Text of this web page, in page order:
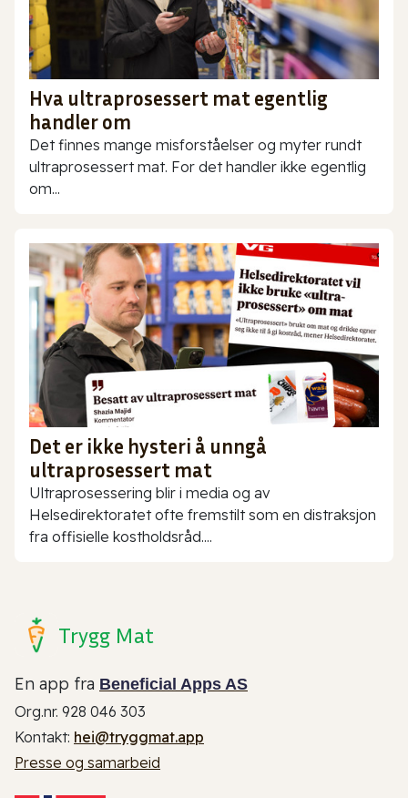
Hva ultraprosessert mat egentlig
handler om
Det finnes mange misforståelser og myter rundt
ultraprosessert mat. For det handler ikke egentlig
om...
Det er ikke hysteri å unngå
ultraprosessert mat
Ultraprosessering blir i media og av
Helsedirektoratet ofte fremstilt som en distraksjon
fra offisielle kostholdsråd....
Trygg Mat
En app fra Beneficial Apps AS
Org.nr. 928 046 303
Kontakt: hei@tryggmat.app
Presse og samarbeid